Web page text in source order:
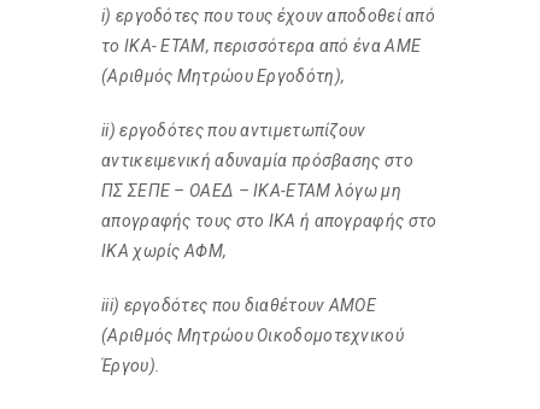
i) εργοδότες που τους έχουν αποδοθεί από
το ΙΚΑ- ΕΤΑΜ, περισσότερα από ένα ΑΜΕ
(Αριθμός Μητρώου Εργοδότη),
ii) εργοδότες που αντιμετωπίζουν
αντικειμενική αδυναμία πρόσβασης στο
ΠΣ ΣΕΠΕ – ΟΑΕΔ – ΙΚΑ-ΕΤΑΜ λόγω μη
απογραφής τους στο ΙΚΑ ή απογραφής στο
ΙΚΑ χωρίς ΑΦΜ,
iii) εργοδότες που διαθέτουν ΑΜΟΕ
(Αριθμός Μητρώου Οικοδομοτεχνικού
Έργου).